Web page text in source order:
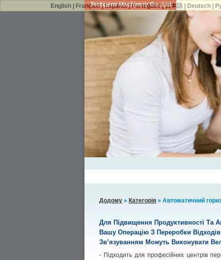
Techgene Machinery Co., Ltd.
Додому » Категорія » Автоматичний
Для Підвищення Продуктивності Та
Вашу Операцію З Переробки
Зв’язуванням Можуть Виконувати
- Підходить для професійних центрів
English Français|Español|Português |日本語 Deutsch